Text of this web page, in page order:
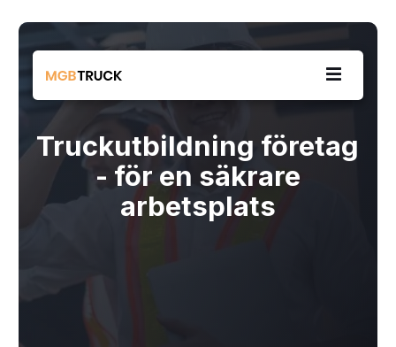
Truckutbildning företag
- för en säkrare
arbetsplats